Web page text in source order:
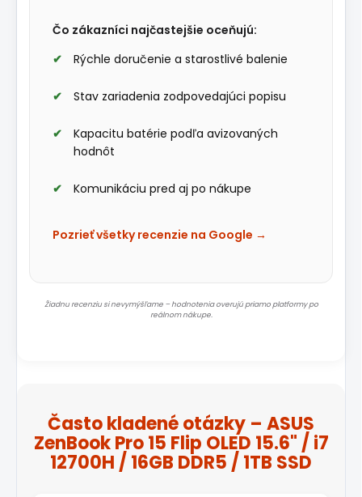
Čo zákazníci najčastejšie oceňujú:
Rýchle doručenie a starostlivé balenie
Stav zariadenia zodpovedajúci popisu
Kapacitu batérie podľa avizovaných
hodnôt
Komunikáciu pred aj po nákupe
Pozrieť všetky recenzie na Google →
Žiadnu recenziu si nevymýšľame – hodnotenia overujú priamo platformy po
reálnom nákupe.
Často kladené otázky – ASUS
ZenBook Pro 15 Flip OLED 15.6" / i7
12700H / 16GB DDR5 / 1TB SSD